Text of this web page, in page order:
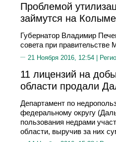
Проблемой
займутся на
Губернатор Владимир
совета при правительстве
21 Ноября 2016, 12:54 |
11 лицензий на
области продали
Департамент по
федеральному округу
пользования недрами
области, выручив за них